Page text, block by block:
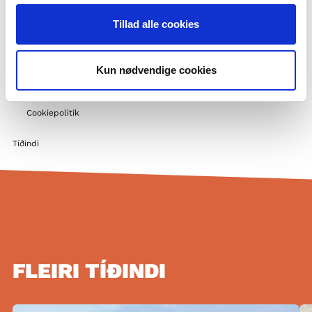
Tillad alle cookies
Kun nødvendige cookies
Norðurlendskt samstarv
Fleiri norðurlendskir undirvisíngaraktørar
Fá starvsvenjingina hjá okkum
Privatlivspolitik og GDPR
Cookiepolitik
Tíðindi
FLEIRI TÍÐINDI